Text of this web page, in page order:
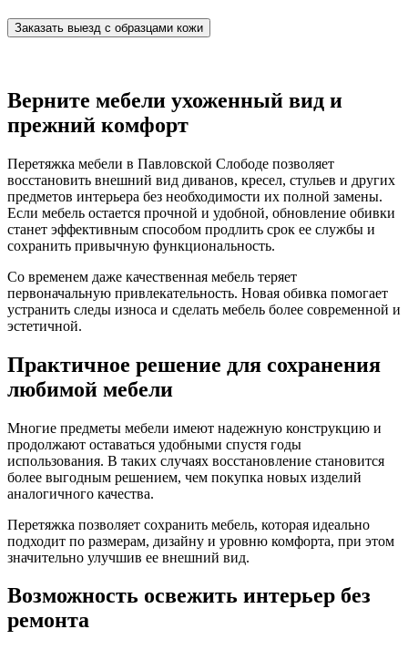
Заказать выезд с образцами кожи
Верните мебели ухоженный вид и
прежний комфорт
Перетяжка мебели в Павловской Слободе позволяет
восстановить внешний вид диванов, кресел, стульев и других
предметов интерьера без необходимости их полной замены.
Если мебель остается прочной и удобной, обновление обивки
станет эффективным способом продлить срок ее службы и
сохранить привычную функциональность.
Со временем даже качественная мебель теряет
первоначальную привлекательность. Новая обивка помогает
устранить следы износа и сделать мебель более современной и
эстетичной.
Практичное решение для сохранения
любимой мебели
Многие предметы мебели имеют надежную конструкцию и
продолжают оставаться удобными спустя годы
использования. В таких случаях восстановление становится
более выгодным решением, чем покупка новых изделий
аналогичного качества.
Перетяжка позволяет сохранить мебель, которая идеально
подходит по размерам, дизайну и уровню комфорта, при этом
значительно улучшив ее внешний вид.
Возможность освежить интерьер без
ремонта